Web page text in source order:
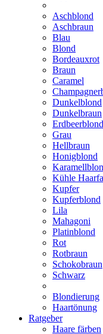
Aschblond
Aschbraun
Blau
Blond
Bordeauxrot
Braun
Caramel
Dunkelblond
Dunkelbraun
Erdbeerblond
Grau
Hellbraun
Honigblond
Kühle
Kupfer
Kupferblond
Lila
Mahagoni
Platinblond
Rot
Rotbraun
Schokobraun
Schwarz
Blondierung
Haartönung
Ratgeber
Haare färben